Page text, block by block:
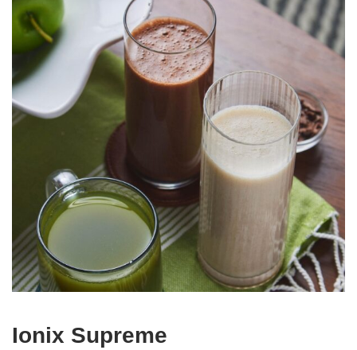
Ionix Supreme